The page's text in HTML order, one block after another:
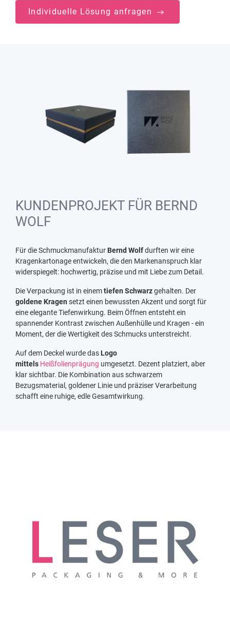
Individuelle Lösung anfragen
KUNDENPROJEKT FÜR BERND
WOLF
Für die Schmuckmanufaktur Bernd Wolfdurften wir eine
Kragenkartonage entwickeln, die den Markenanspruch klar
widerspiegelt: hochwertig, präzise und mit Liebe zum Detail.
Die Verpackung ist in einemtiefen Schwarzgehalten. Der
goldene Kragen setzt einen bewussten Akzent und sorgt für
eine elegante Tiefenwirkung. Beim Öffnen entsteht ein
spannender Kontrast zwischen Außenhülle und Kragen - ein
Moment, der die Wertigkeit des Schmucks unterstreicht.
Auf dem Deckel wurde das Logo
mittels Heißfolienprägung umgesetzt. Dezent platziert, aber
klar sichtbar. Die Kombination aus schwarzem
Bezugsmaterial, goldener Linie und präziser Verarbeitung
schafft eine ruhige, edle Gesamtwirkung.